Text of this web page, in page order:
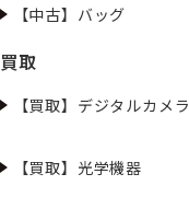
【中古】バッグ
買取
【買取】デジタルカメラ
【買取】光学機器